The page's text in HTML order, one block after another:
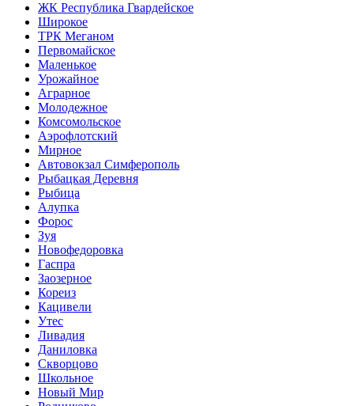
ЖК Республика Гвардейское
Широкое
ТРК Меганом
Первомайское
Маленькое
Урожайное
Аграрное
Молодежное
Комсомольское
Аэрофлотский
Мирное
Автовокзал Симферополь
Рыбацкая Деревня
Рыбица
Алупка
Форос
Зуя
Новофедоровка
Гаспра
Заозерное
Кореиз
Кацивели
Утес
Ливадия
Даниловка
Скворцово
Школьное
Новый Мир